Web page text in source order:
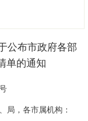
公布市政府各部
单的通知
局，各市属机构：